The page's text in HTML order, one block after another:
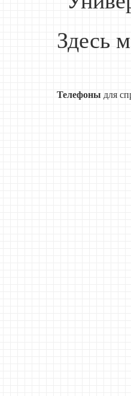
Здесь
Телефоны для